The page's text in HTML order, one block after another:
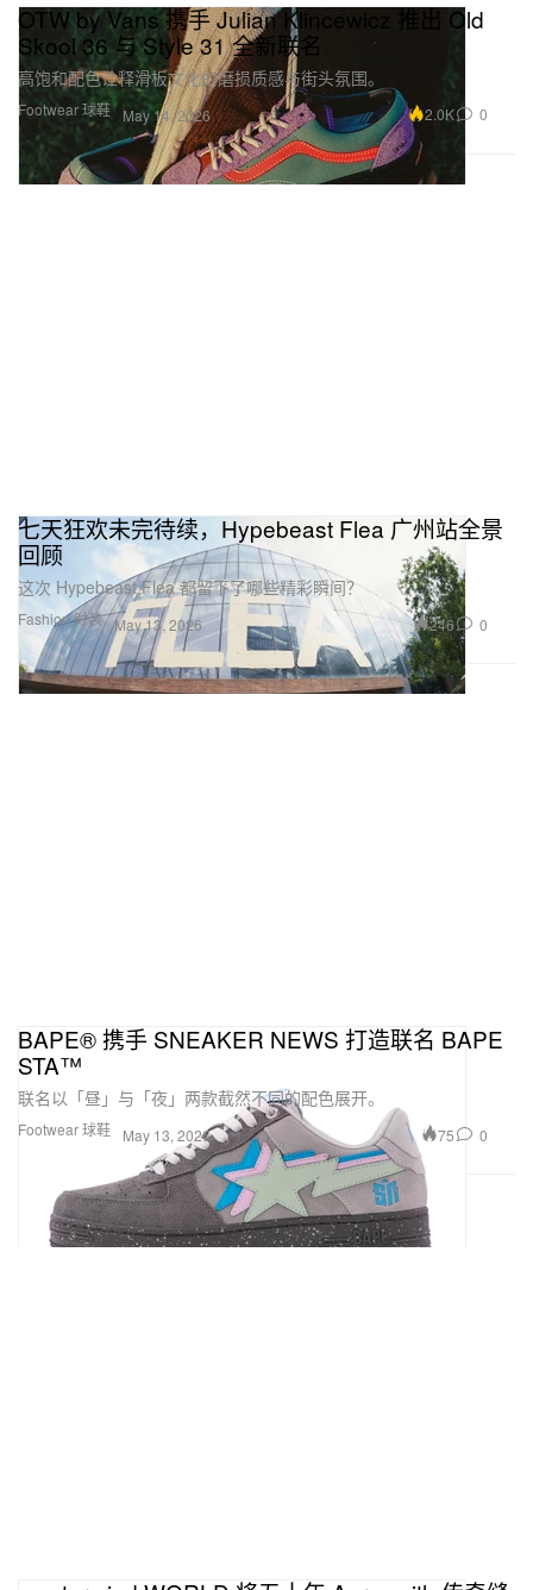
Footwear 球鞋
OTW by Vans 携手 Julian Klincewicz 推出 Old
Skool 36 与 Style 31 全新联名
高饱和配色诠释滑板文化的磨损质感与街头氛围。
May 14, 2026 2.0K 0
Fashion 时装
七天狂欢未完待续，Hypebeast Flea 广州站全景
回顾
这次 Hypebeast Flea 都留下了哪些精彩瞬间？
May 13, 2026 246 0
Footwear 球鞋
BAPE® 携手 SNEAKER NEWS 打造联名 BAPE
STA™
联名以「昼」与「夜」两款截然不同的配色展开。
May 13, 2026 75 0